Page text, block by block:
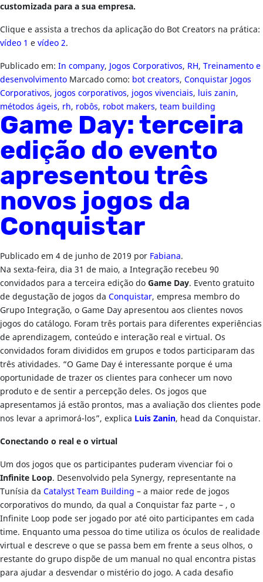
customizada para a sua empresa.
Clique e assista a trechos da aplicação do Bot Creators na prática:
vídeo 1 evídeo 2.
Publicado em: In company, Jogos Corporativos, RH, Treinamento e
desenvolvimento Marcado como: bot creators, Conquistar Jogos
Corporativos, jogos corporativos, jogos vivenciais, luis zanin,
métodos ágeis, rh, robôs, robot makers, team building
Game Day: terceira
edição do evento
apresentou três
novos jogos da
Conquistar
Publicado em 4 de junho de 2019 por Fabiana.
Na sexta-feira, dia 31 de maio, a Integração recebeu 90
convidados para a terceira edição doGame Day. Evento gratuito
de degustação de jogos da Conquistar, empresa membro do
Grupo Integração, o Game Day apresentou aos clientes novos
jogos do catálogo. Foram três portais para diferentes experiências
de aprendizagem, conteúdo e interação real e virtual. Os
convidados foram divididos em grupos e todos participaram das
três atividades. “O Game Day é interessante porque é uma
oportunidade de trazer os clientes para conhecer um novo
produto e de sentir a percepção deles. Os jogos que
apresentamos já estão prontos, mas a avaliação dos clientes pode
nos levar a aprimorá-los”, explica Luis Zanin, head da Conquistar.
Conectando o real e o virtual
Um dos jogos que os participantes puderam vivenciar foi o
Infinite Loop. Desenvolvido pela Synergy, representante na
Tunísia da Catalyst Team Building – a maior rede de jogos
corporativos do mundo, da qual a Conquistar faz parte – , o
Infinite Loop pode ser jogado por até oito participantes em cada
time. Enquanto uma pessoa do time utiliza os óculos de realidade
virtual e descreve o que se passa bem em frente a seus olhos, o
restante do grupo dispõe de um manual no qual encontra pistas
para ajudar a desvendar o mistério do jogo. A cada desafio